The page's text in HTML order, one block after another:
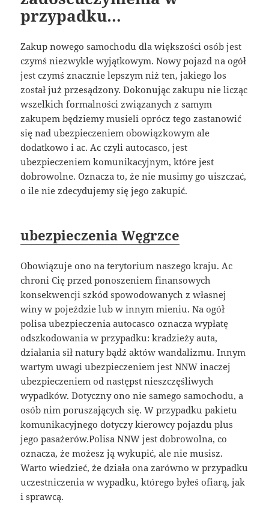
przypadku…
Zakup nowego samochodu dla większości osób jest
czymś niezwykle wyjątkowym. Nowy pojazd na ogół
jest czymś znacznie lepszym niż ten, jakiego los
został już przesądzony. Dokonując zakupu nie licząc
wszelkich formalności związanych z samym
zakupem będziemy musieli oprócz tego zastanowić
się nad ubezpieczeniem obowiązkowym ale
dodatkowo i ac. Ac czyli autocasco, jest
ubezpieczeniem komunikacyjnym, które jest
dobrowolne. Oznacza to, że nie musimy go uiszczać,
o ile nie zdecydujemy się jego zakupić.
ubezpieczenia Węgrzce
Obowiązuje ono na terytorium naszego kraju. Ac
chroni Cię przed ponoszeniem finansowych
konsekwencji szkód spowodowanych z własnej
winy w pojeździe lub w innym mieniu. Na ogół
polisa ubezpieczenia autocasco oznacza wypłatę
odszkodowania w przypadku: kradzieży auta,
działania sił natury bądź aktów wandalizmu. Innym
wartym uwagi ubezpieczeniem jest NNW inaczej
ubezpieczeniem od następst nieszczęśliwych
wypadków. Dotyczny ono nie samego samochodu, a
osób nim poruszających się. W przypadku pakietu
komunikacyjnego dotyczy kierowcy pojazdu plus
jego pasażerów.Polisa NNW jest dobrowolna, co
oznacza, że możesz ją wykupić, ale nie musisz.
Warto wiedzieć, że działa ona zarówno w przypadku
uczestniczenia w wypadku, którego byłeś ofiarą, jak
i sprawcą.